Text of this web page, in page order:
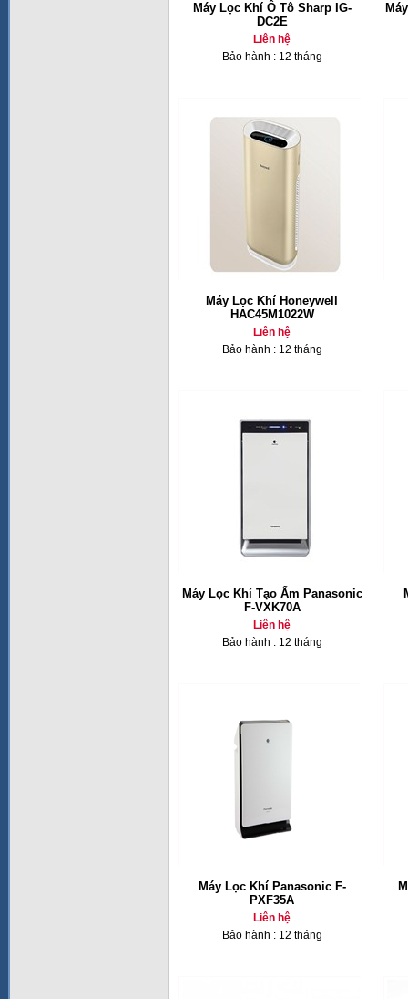
Máy Lọc Khí Ô Tô Sharp IG-
DC2E
Liên hệ
Bảo hành : 12 tháng
Máy Lọc Khí Honeywell
HAC45M1022W
Liên hệ
Bảo hành : 12 tháng
Máy Lọc Khí Tạo Ẩm Panasonic
F-VXK70A
Liên hệ
Bảo hành : 12 tháng
Máy Lọc Khí Panasonic F-
PXF35A
Liên hệ
Bảo hành : 12 tháng